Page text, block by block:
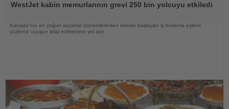
WestJet kabin memurlarının grevi 250 bin yolcuyu etkiledi
Kanada'nın en yoğun seyahat dönemlerinden birinde başlayan iş bırakma eylemi
yüzlerce uçuşun iptal edilmesine yol açtı